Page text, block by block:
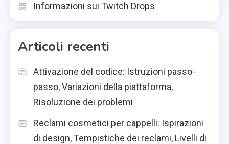
Informazioni sui Twitch Drops
Articoli recenti
Attivazione del codice: Istruzioni passo-
passo, Variazioni della piattaforma,
Risoluzione dei problemi
Reclami cosmetici per cappelli: Ispirazioni
di design, Tempistiche dei reclami, Livelli di